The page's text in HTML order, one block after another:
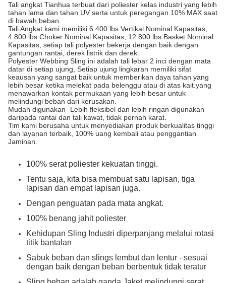
Tali angkat Tianhua terbuat dari poliester kelas industri yang lebih
tahan lama dan tahan UV serta untuk peregangan 10% MAX saat
di bawah beban.
Tali Angkat kami memiliki 6.400 lbs Vertikal Nominal Kapasitas,
4.800 lbs Choker Nominal Kapasitas, 12.800 lbs Basket Nominal
Kapasitas, setiap tali polyester bekerja dengan baik dengan
gantungan rantai, derek listrik dan derek.
Polyester Webbing Sling ini adalah tali lebar 2 inci dengan mata
datar di setiap ujung, Setiap ujung lingkaran memiliki sifat
keausan yang sangat baik untuk memberikan daya tahan yang
lebih besar ketika melekat pada belenggu atau di atas kait.yang
menawarkan kontak permukaan yang lebih besar untuk
melindungi beban dari kerusakan.
Mudah digunakan- Lebih fleksibel dan lebih ringan digunakan
daripada rantai dan tali kawat, tidak pernah karat.
Tim kami berusaha untuk menyediakan produk berkualitas tinggi
dan layanan terbaik, 100% uang kembali atau penggantian
Jaminan.
100% serat poliester kekuatan tinggi.
Tentu saja, kita bisa membuat satu lapisan, tiga
lapisan dan empat lapisan juga.
Dengan penguatan pada mata angkat.
100% benang jahit poliester
Kehidupan Sling Industri diperpanjang melalui rotasi
titik bantalan
Sabuk beban dan slings lembut dan lentur - sesuai
dengan baik dengan beban berbentuk tidak teratur